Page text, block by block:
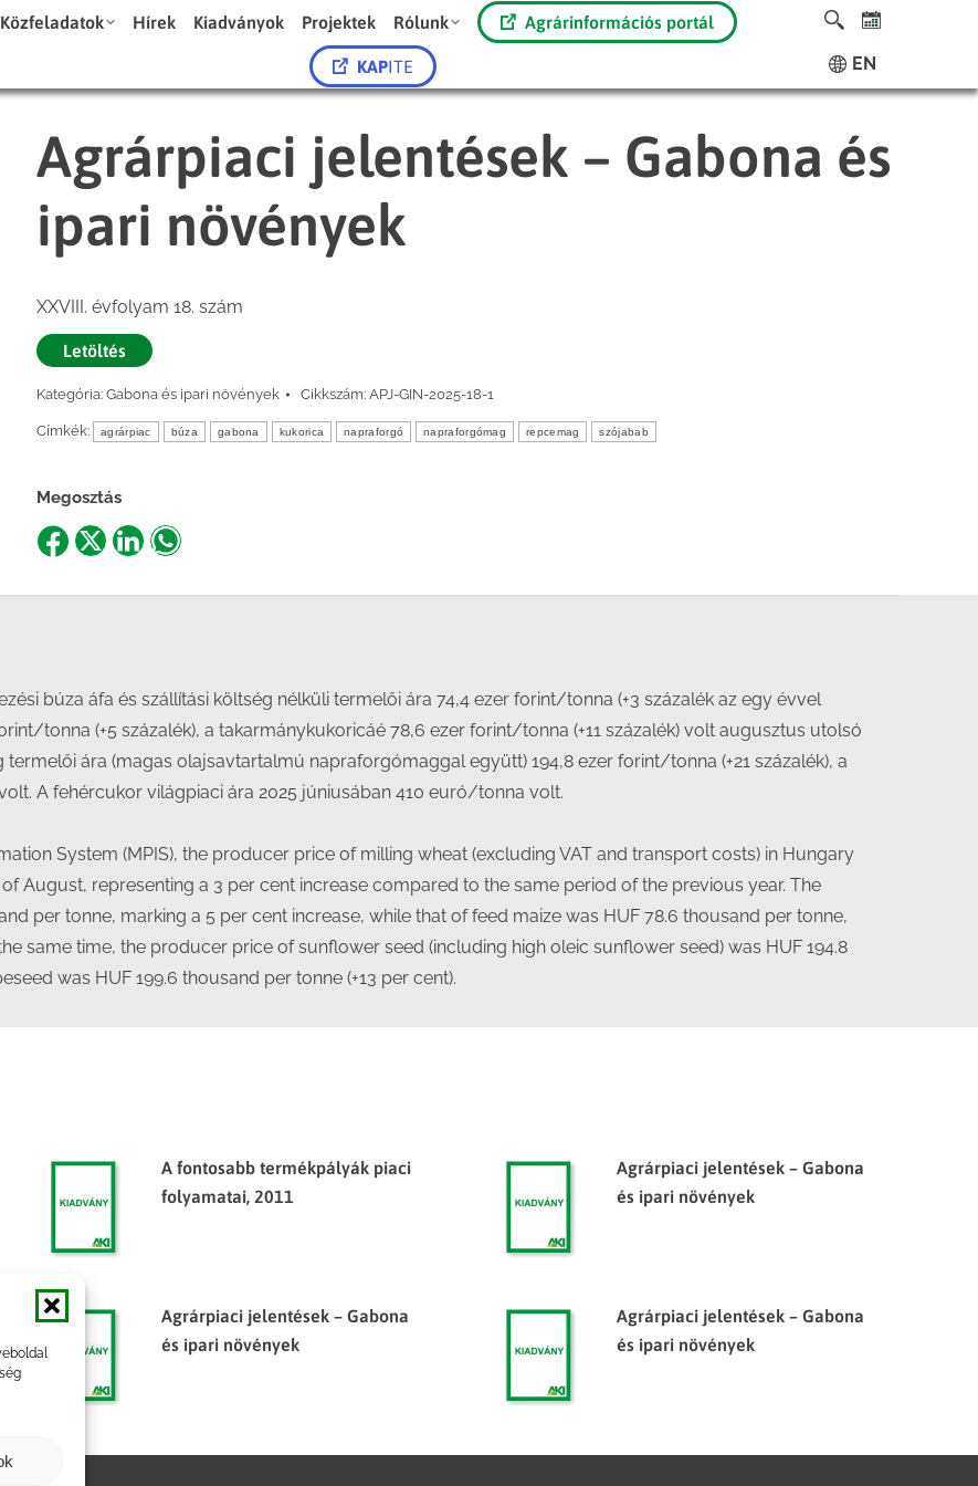
Közfeladatok Hírek Kiadványok Projektek Rólunk Agrárinformációs portál
KAPITE EN
Agrárpiaci jelentések – Gabona és
ipari növények
XXVIII. évfolyam 18. szám
Letöltés
Kategória: Gabona és ipari növények Cikkszám: APJ-GIN-2025-18-1
Címkék: agrárpiac búza gabona kukorica napraforgó napraforgómag repcemag szójabab
Megosztás
ShareShareShareShare
búza áfa és szállítási költség nélküli termelői ára 74,4 ezer forint/tonna (+3 százalék az egy évvel
tonna (+5 százalék), a takarmánykukoricáé 78,6 ezer forint/tonna (+11 százalék) volt augusztus utolsó
ára (magas olajsavtartalmú napraforgómaggal együtt) 194,8 ezer forint/tonna (+21 százalék), a
A fehércukor világpiaci ára 2025 júniusában 410 euró/tonna volt.
System (MPIS), the producer price of milling wheat (excluding VAT and transport costs) in Hungary
August, representing a 3 per cent increase compared to the same period of the previous year. The
per tonne, marking a 5 per cent increase, while that of feed maize was HUF 78.6 thousand per tonne,
same time, the producer price of sunflower seed (including high oleic sunflower seed) was HUF 194.8
was HUF 199.6 thousand per tonne (+13 per cent).
A fontosabb termékpályák piaci
folyamatai, 2011
Agrárpiaci jelentések – Gabona
és ipari növények
Agrárpiaci jelentések – Gabona
és ipari növények
Agrárpiaci jelentések – Gabona
és ipari növények